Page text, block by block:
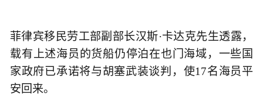
菲律宾移民劳工部副部长汉斯·卡达克先生透露，
载有上述海员的货船仍停泊在也门海域，一些国
家政府已承诺将与胡塞武装谈判，使17名海员平
安回来。